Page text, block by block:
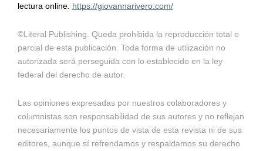
lectura online. https://giovannarivero.com/
©Literal Publishing. Queda prohibida la reproducción total o
parcial de esta publicación. Toda forma de utilización no
autorizada será perseguida con lo establecido en la ley
federal del derecho de autor.
Las opiniones expresadas por nuestros colaboradores y
columnistas son responsabilidad de sus autores y no reflejan
necesariamente los puntos de vista de esta revista ni de sus
editores, aunque sí refrendamos y respaldamos su derecho